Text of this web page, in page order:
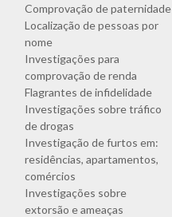
Comprovação de paternidade
Localização de pessoas por
nome
Investigações para
comprovação de renda
Flagrantes de infidelidade
Investigações sobre tráfico
de drogas
Investigação de furtos em:
residências, apartamentos,
comércios
Investigações sobre
extorsão e ameaças